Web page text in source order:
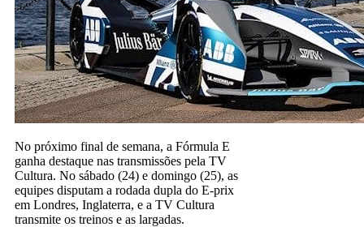
No próximo final de semana, a Fórmula E
ganha destaque nas transmissões pela TV
Cultura. No sábado (24) e domingo (25), as
equipes disputam a rodada dupla do E-prix
em Londres, Inglaterra, e a TV Cultura
transmite os treinos e as largadas.